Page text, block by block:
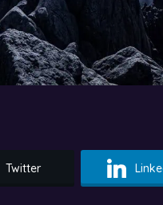
Twitter